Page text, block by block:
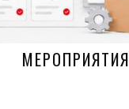
МЕРОПРИЯТИЯ